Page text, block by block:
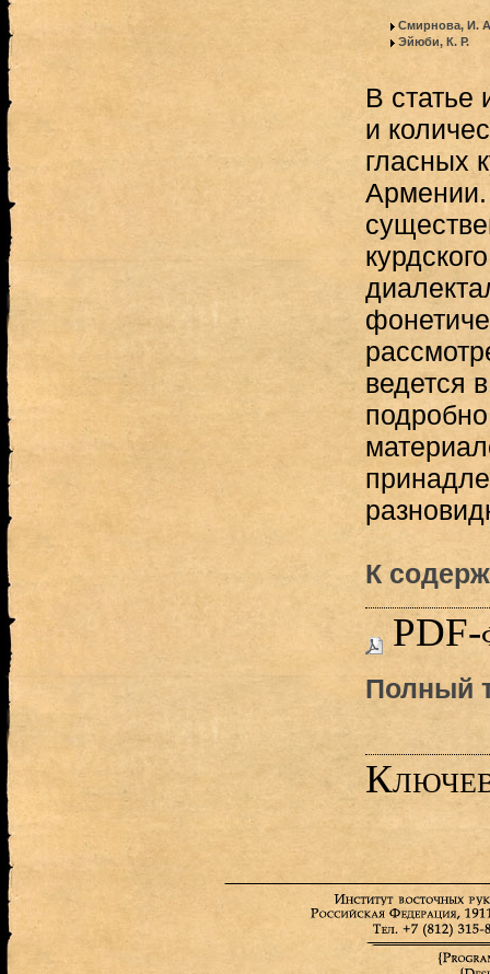
Смирнова, И.
Эйюби, К. Р.
В статье
и
гласных
ведется
К
PDF-
Полный